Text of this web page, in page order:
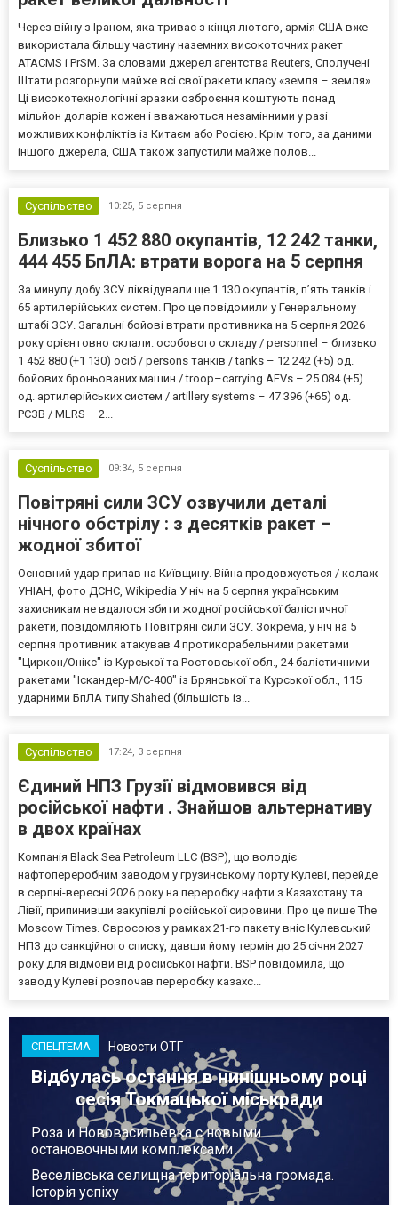
Через війну з Іраном, яка триває з кінця лютого, армія США вже
використала більшу частину наземних високоточних ракет
ATACMS і PrSM. За словами джерел агентства Reuters, Сполучені
Штати розгорнули майже всі свої ракети класу «земля – земля».
Ці високотехнологічні зразки озброєння коштують понад
мільйон доларів кожен і вважаються незамінними у разі
можливих конфліктів із Китаєм або Росією. Крім того, за даними
іншого джерела, США також запустили майже полов...
Суспільство 10:25, 5 серпня
Близько 1 452 880 окупантів, 12 242 танки,
444 455 БпЛА: втрати ворога на 5 серпня
За минулу добу ЗСУ ліквідували ще 1 130 окупантів, пʼять танків і
65 артилерійських систем. Про це повідомили у Генеральному
штабі ЗСУ. Загальні бойові втрати противника на 5 серпня 2026
року орієнтовно склали: особового складу / personnel – близько
1 452 880 (+1 130) осіб / persons танків / tanks – 12 242 (+5) од.
бойових броньованих машин / troop–carrying AFVs – 25 084 (+5)
од. артилерійських систем / artillery systems – 47 396 (+65) од.
РСЗВ / MLRS – 2...
Суспільство 09:34, 5 серпня
Повітряні сили ЗСУ озвучили деталі
нічного обстрілу : з десятків ракет –
жодної збитої
Основний удар припав на Київщину. Війна продовжується / колаж
УНІАН, фото ДСНС, Wikipedia У ніч на 5 серпня українським
захисникам не вдалося збити жодної російської балістичної
ракети, повідомляють Повітряні сили ЗСУ. Зокрема, у ніч на 5
серпня противник атакував 4 протикорабельними ракетами
"Циркон/Онікс" із Курської та Ростовської обл., 24 балістичними
ракетами "Іскандер-М/С-400" із Брянської та Курської обл., 115
ударними БпЛА типу Shahed (більшість із...
Суспільство 17:24, 3 серпня
Єдиний НПЗ Грузії відмовився від
російської нафти . Знайшов альтернативу
в двох країнах
Компанія Black Sea Petroleum LLC (BSP), що володіє
нафтопереробним заводом у грузинському порту Кулеві, перейде
в серпні-вересні 2026 року на переробку нафти з Казахстану та
Лівії, припинивши закупівлі російської сировини. Про це пише The
Moscow Times. Євросоюз у рамках 21-го пакету вніс Кулевський
НПЗ до санкційного списку, давши йому термін до 25 січня 2027
року для відмови від російської нафти. BSP повідомила, що
завод у Кулеві розпочав переробку казахс...
СПЕЦТЕМА Новости ОТГ
Відбулась остання в нинішньому році
сесія Токмацької міськради
Роза и Нововасильевка с новыми
остановочными комплексами
Веселівська селищна територіальна громада.
Історія успіху